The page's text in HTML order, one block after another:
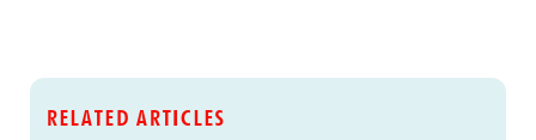
RELATED ARTICLES